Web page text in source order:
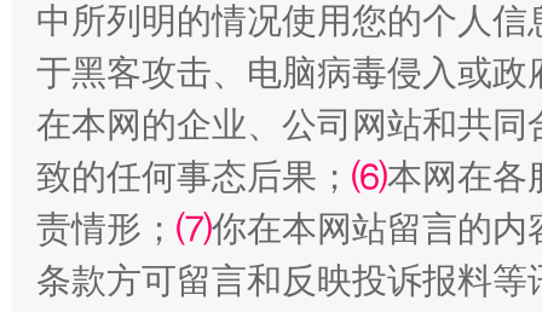
解纷+调解+退费，一次搞定
中所列明的情况使用您的个人
于黑客攻击、电脑病毒侵入或
在本网的企业、公司网站和共
致的任何事态后果； ⑹本网在各
责情形； ⑺你在本网站留言的内
条款方可留言和反映投诉报料